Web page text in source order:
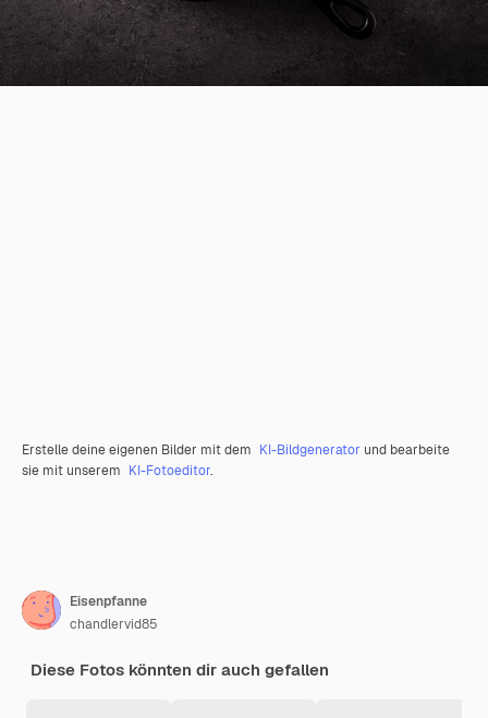
Erstelle deine eigenen Bilder mit dem KI-Bildgenerator und bearbeite
sie mit unserem KI-Fotoeditor.
Eisenpfanne
chandlervid85
Diese Fotos könnten dir auch gefallen